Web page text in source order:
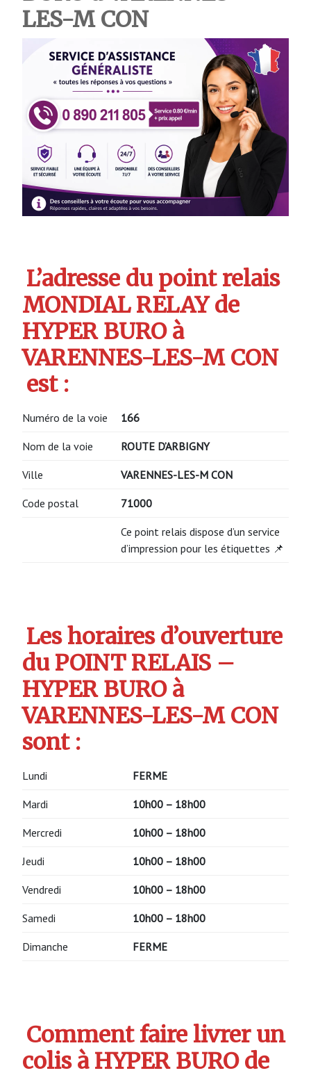
LES-M CON
L’adresse du point relais
MONDIAL RELAY de
HYPER BURO à
VARENNES-LES-M CON
est :
Numéro de la voie 166
Nom de la voie ROUTE D’ARBIGNY
Ville VARENNES-LES-M CON
Code postal 71000
Ce point relais dispose d’un service
d’impression pour les étiquettes 📌
Les horaires d’ouverture
du POINT RELAIS –
HYPER BURO à
VARENNES-LES-M CON
sont :
Lundi FERME
Mardi 10h00 – 18h00
Mercredi 10h00 – 18h00
Jeudi 10h00 – 18h00
Vendredi 10h00 – 18h00
Samedi 10h00 – 18h00
Dimanche FERME
Comment faire livrer un
colis à HYPER BURO de